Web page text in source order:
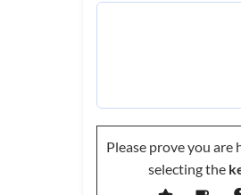
Please prove you are
selecting the